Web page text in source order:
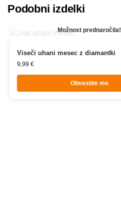
Podobni izdelki
Možnost prednaročila!
Viseči uhani mesec z diamantki
9,99 €
Obvestite me